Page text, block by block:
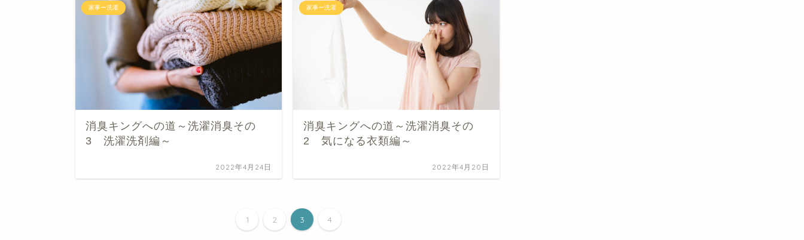
家事ー洗濯
消臭キングへの道～洗濯消臭その
3 洗濯洗剤編～
2022年4月24日
家事ー洗濯
消臭キングへの道～洗濯消臭その
2 気になる衣類編～
2022年4月20日
1 2 3 4